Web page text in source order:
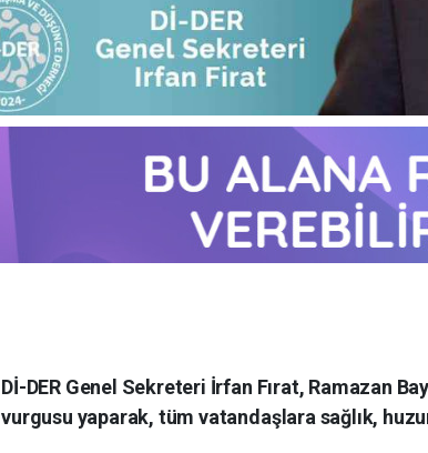
Dİ-DER Genel Sekreteri İrfan Fırat, Ramazan
vurgusu yaparak, tüm vatandaşlara sağlık,